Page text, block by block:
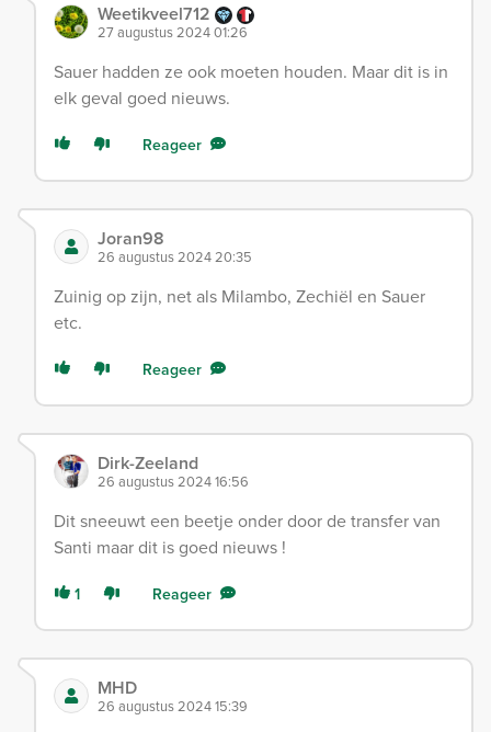
Weetikveel712
27 augustus 2024 01:26
Sauer hadden ze ook moeten houden. Maar dit is in
elk geval goed nieuws.
Reageer
Joran98
26 augustus 2024 20:35
Zuinig op zijn, net als Milambo, Zechiël en Sauer
etc.
Reageer
Dirk-Zeeland
26 augustus 2024 16:56
Dit sneeuwt een beetje onder door de transfer van
Santi maar dit is goed nieuws !
1 Reageer
MHD
26 augustus 2024 15:39